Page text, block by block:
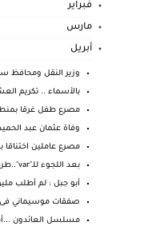
فبراير
مارس
أبريل
وزير النقل ومحافظ
بالأسماء .. تكريم
مصرع طفل غرقا
وفاة عثمان عبد
مصرع عاملين
بعد اللجوء للـ"var"..طرد أشرف بن شرقى فى مباراة ال...
أبو جبل : لم أطلب
صفقات موسيماني فى
مسلسل العائدون